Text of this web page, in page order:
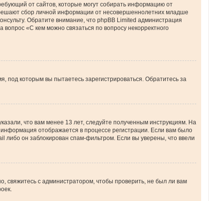
от сайтов, которые могут собирать информацию от
сбор личной информации от несовершеннолетних младше
Обратите внимание, что phpBB Limited администрация
«С кем можно связаться по вопросу некорректного
под которым вы пытаетесь зарегистрироваться. Обратитесь за
что вам менее 13 лет, следуйте полученным инструкциям. На
отображается в процессе регистрации. Если вам было
он заблокирован спам-фильтром. Если вы уверены, что ввели
свяжитесь с администратором, чтобы проверить, не был ли вам